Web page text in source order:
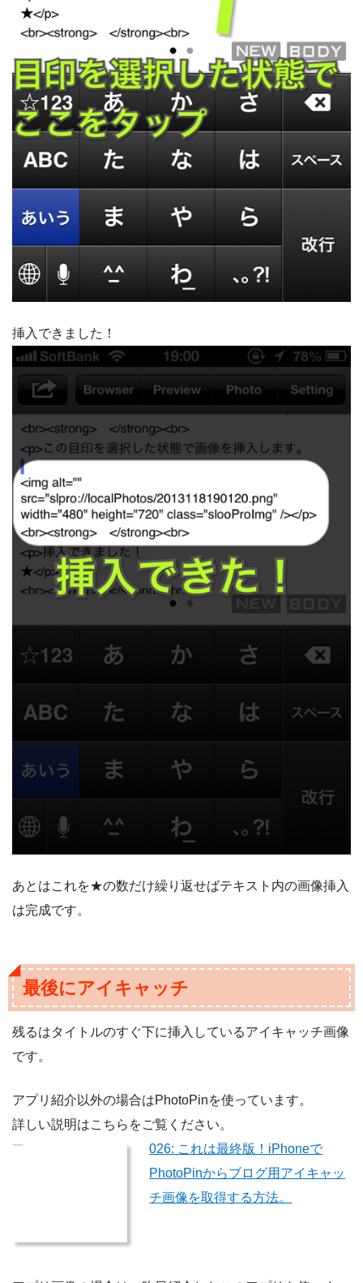
挿入できました！
あとはこれを★の数だけ繰り返せばテキスト内の画像挿入
は完成です。
最後にアイキャッチ
残るはタイトルのすぐ下に挿入しているアイキャッチ画像
です。
アプリ紹介以外の場合はPhotoPinを使っています。
詳しい説明はこちらをご覧ください。
026: これは最終版！iPhoneで
PhotoPinからブログ用アイキャッ
チ画像を取得する方法。